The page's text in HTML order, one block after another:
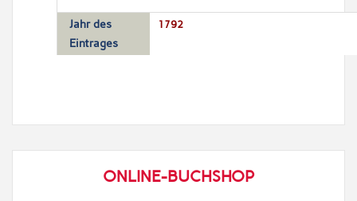
Jahr des
Eintrages
1792
ONLINE-BUCHSHOP